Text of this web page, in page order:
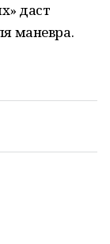
даст
маневра.